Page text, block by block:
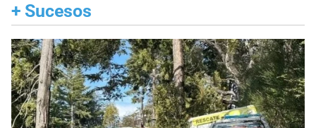
+ Sucesos